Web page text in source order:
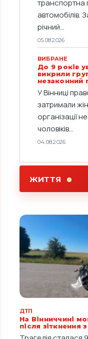
транспортна
автомобілів.
річний...
05.08.2026
ВИБРАНЕ
До 9 років
викрили
незаконний
У Вінниці
затримали
організації
чоловіків...
04.08.2026
ЖИТТЯ
ДТП
На Вінниччині
після зіткнення